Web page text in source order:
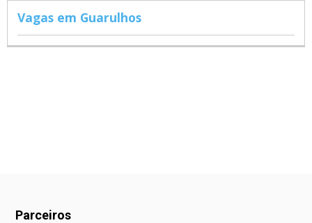
Vagas em Guarulhos
Parceiros